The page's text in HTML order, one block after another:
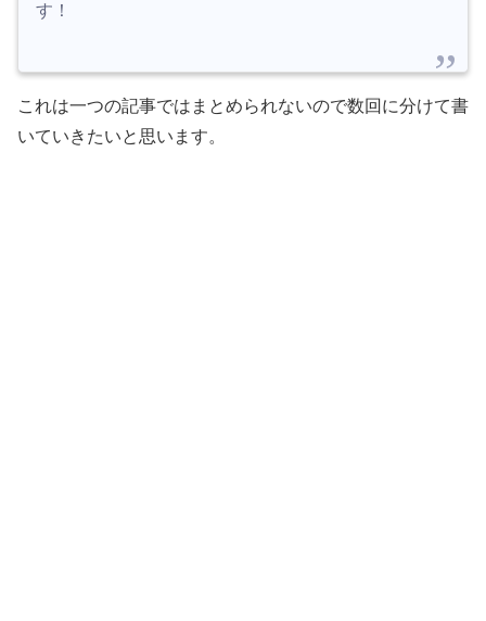
す！
これは一つの記事ではまとめられないので数回に分けて書
いていきたいと思います。